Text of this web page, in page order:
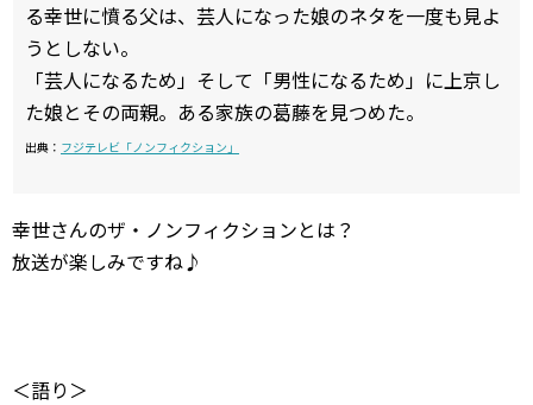
る幸世に憤る父は、芸人になった娘のネタを一度も見よ
うとしない。
「芸人になるため」そして「男性になるため」に上京し
た娘とその両親。ある家族の葛藤を見つめた。
出典： フジテレビ「ノンフィクション」
幸世さんのザ・ノンフィクションとは？
放送が楽しみですね♪
＜語り＞